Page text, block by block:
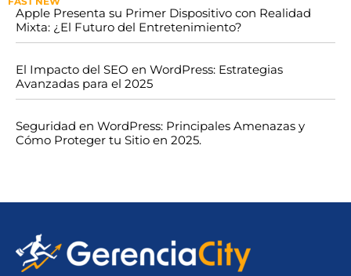
Apple Presenta su Primer Dispositivo con Realidad
Mixta: ¿El Futuro del Entretenimiento?
El Impacto del SEO en WordPress: Estrategias
Avanzadas para el 2025
Seguridad en WordPress: Principales Amenazas y
Cómo Proteger tu Sitio en 2025.